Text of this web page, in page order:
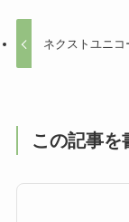
ネクストユニコ
この記事を